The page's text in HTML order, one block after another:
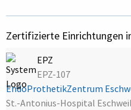
Zertifizierte Einrichtungen
EPZ
EPZ-107
EndoProthetikZentrum
St.-Antonius-Hospital